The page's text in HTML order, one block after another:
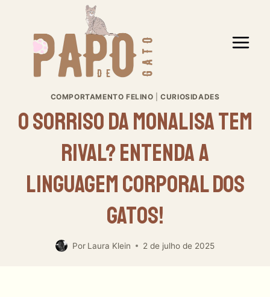
Conteúdo
COMPORTAMENTO FELINO |CURIOSIDADES
O Sorriso Da Monalisa Tem
Rival? Entenda A
Linguagem Corporal Dos
Gatos!
Por Laura Klein 2 de julho de 2025